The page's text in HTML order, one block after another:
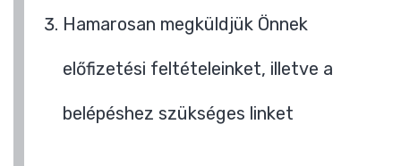
Hamarosan megküldjük Önnek
előfizetési feltételeinket, illetve a
belépéshez szükséges linket